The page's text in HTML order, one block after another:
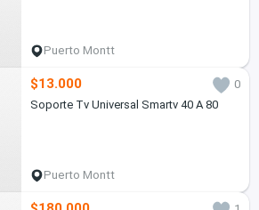
Puerto Montt
$13.000
0
Soporte Tv Universal Smartv 40 A 80
Puerto Montt